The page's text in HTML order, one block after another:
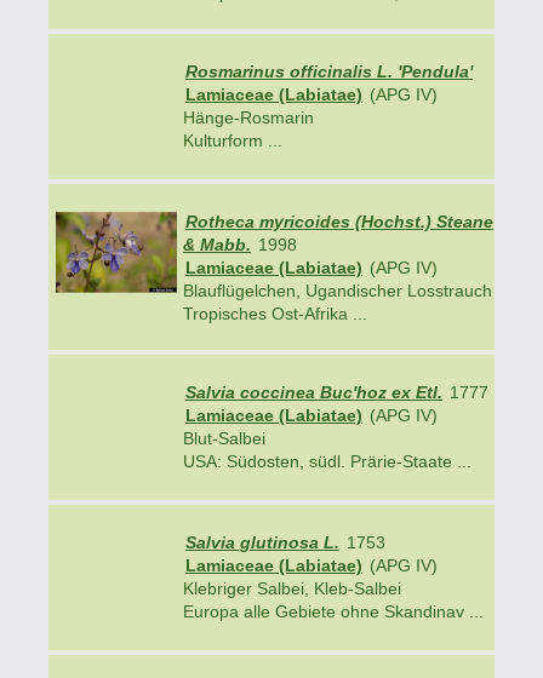
Rosmarinus officinalis L. 'Pendula'
Lamiaceae (Labiatae) (APG IV)
Hänge-Rosmarin
Kulturform ...
Rotheca myricoides (Hochst.) Steane
& Mabb. 1998
Lamiaceae (Labiatae) (APG IV)
Blauflügelchen, Ugandischer Losstrauch
Tropisches Ost-Afrika ...
Salvia coccinea Buc'hoz ex Etl. 1777
Lamiaceae (Labiatae) (APG IV)
Blut-Salbei
USA: Südosten, südl. Prärie-Staate ...
Salvia glutinosa L. 1753
Lamiaceae (Labiatae) (APG IV)
Klebriger Salbei, Kleb-Salbei
Europa alle Gebiete ohne Skandinav ...